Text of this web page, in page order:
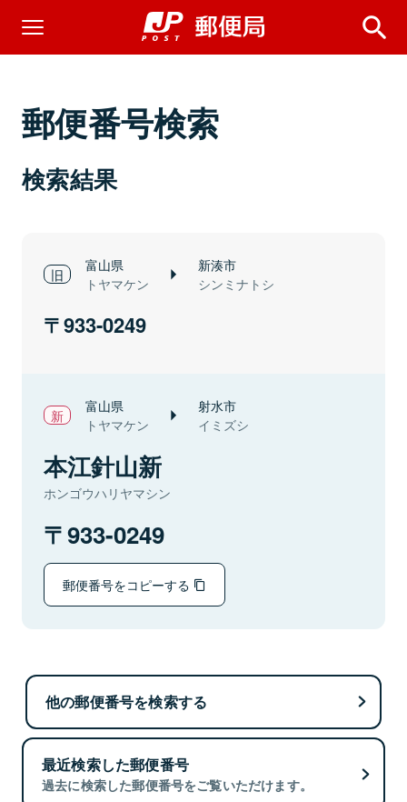
郵便番号検索
検索結果
富山県
トヤマケン
新湊市
シンミナトシ
933-0249
富山県
トヤマケン
射水市
イミズシ
本江針山新
ホンゴウハリヤマシン
933-0249
郵便番号をコピーする
他の郵便番号を検索する
最近検索した郵便番号
過去に検索した郵便番号をご覧いただけます。